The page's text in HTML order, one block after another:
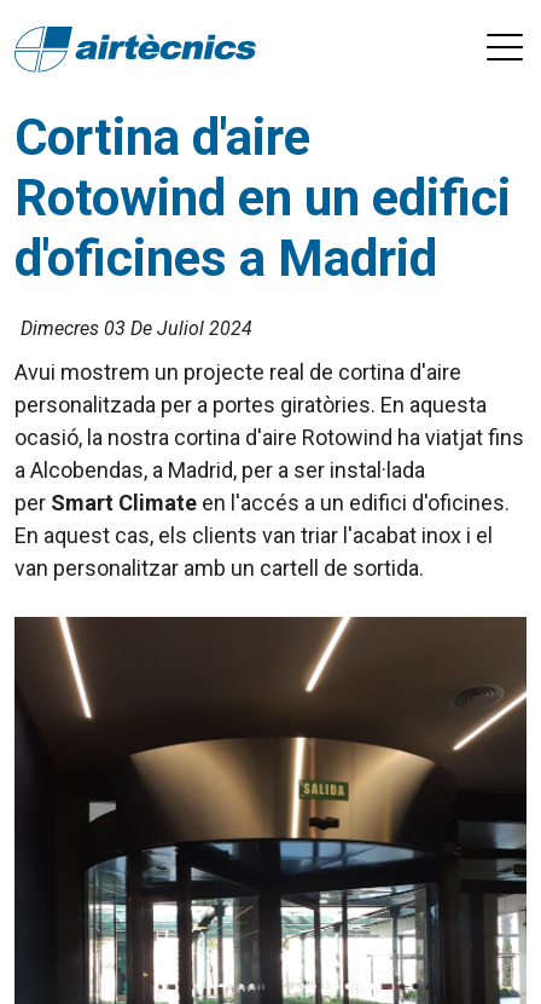
Cortina d'aire
Rotowind en un edifici
d'oficines a Madrid
Dimecres 03 De Juliol 2024
Avui mostrem un projecte real de cortina d'aire
personalitzada per a portes giratòries. En aquesta
ocasió, la nostra cortina d'aire Rotowind ha viatjat fins
a Alcobendas, a Madrid, per a ser instal·lada
per Smart Climate en l'accés a un edifici d'oficines.
En aquest cas, els clients van triar l'acabat inox i el
van personalitzar amb un cartell de sortida.